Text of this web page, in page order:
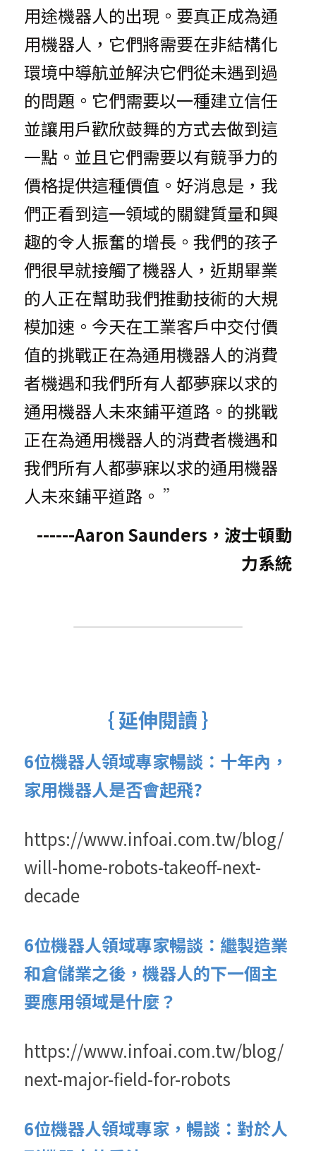
用途機器人的出現。要真正成為通
用機器人，它們將需要在非結構化
環境中導航並解決它們從未遇到過
的問題。它們需要以一種建立信任
並讓用戶歡欣鼓舞的方式去做到這
一點。並且它們需要以有競爭力的
價格提供這種價值。好消息是，我
們正看到這一領域的關鍵質量和興
趣的令人振奮的增長。我們的孩子
們很早就接觸了機器人，近期畢業
的人正在幫助我們推動技術的大規
模加速。今天在工業客戶中交付價
值的挑戰正在為通用機器人的消費
者機遇和我們所有人都夢寐以求的
通用機器人未來鋪平道路。的挑戰
正在為通用機器人的消費者機遇和
我們所有人都夢寐以求的通用機器
人未來鋪平道路。 ”
------Aaron Saunders，波士頓動
力系統
｛ 延伸閱讀 ｝
6位機器人領域專家暢談：十年內，
家用機器人是否會起飛?
https://www.infoai.com.tw/blog/
will-home-robots-takeoff-next-
decade
6位機器人領域專家暢談：繼製造業
和倉儲業之後，機器人的下一個主
要應用領域是什麼？
https://www.infoai.com.tw/blog/
next-major-field-for-robots
6位機器人領域專家，暢談：對於人